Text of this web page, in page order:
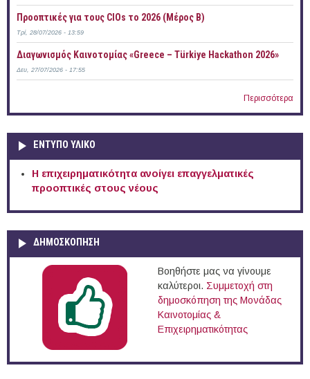
Προοπτικές για τους CIOs το 2026 (Μέρος Β)
Τρί, 28/07/2026 - 13:59
Διαγωνισμός Καινοτομίας «Greece – Türkiye Hackathon 2026»
Δευ, 27/07/2026 - 17:55
Περισσότερα
ΕΝΤΥΠΟ ΥΛΙΚΟ
Η επιχειρηματικότητα ανοίγει επαγγελματικές
προοπτικές στους νέους
ΔΗΜΟΣΚΟΠΗΣΗ
Βοηθήστε μας να γίνουμε
καλύτεροι. Συμμετοχή στη
δημοσκόπηση της Μονάδας
Καινοτομίας &
Επιχειρηματικότητας